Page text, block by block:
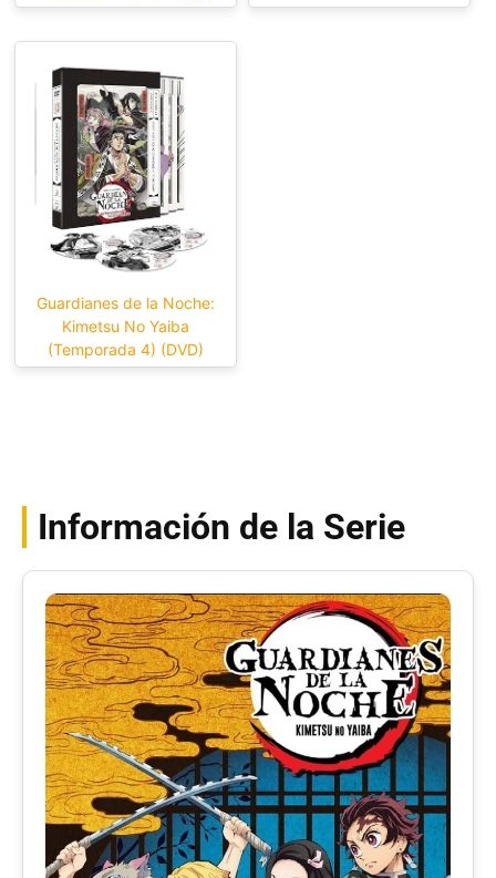
Guardianes de la Noche:
Kimetsu No Yaiba
(Temporada 4) (DVD)
Información de la Serie